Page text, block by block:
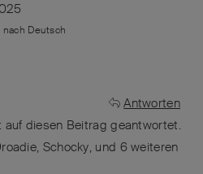
nach Deutsch
Antworten
auf diesen Beitrag geantwortet.
, Schocky, und 6weiteren